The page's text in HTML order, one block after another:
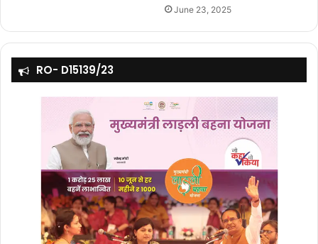
June 23, 2025
RO- D15139/23